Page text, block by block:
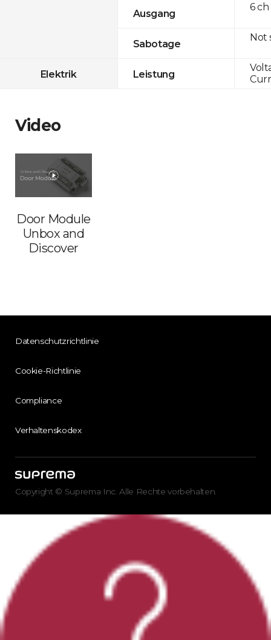
Ausgang
Sabotage
Elektrik Leistung
6 ch
Not
Video
Door Module
Unbox and
Discover
Datenschutzrichtlinie
Cookie-Richtlinie
Compliance
Verhaltenskodex
Copyright © Suprema Inc. Alle Rechte vorbehalten.